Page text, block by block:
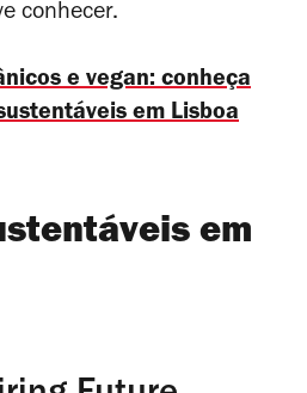
conhecer.
e vegan: conheça
em Lisboa
em